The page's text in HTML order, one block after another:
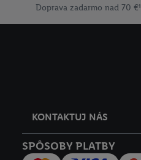
Doprava zadarmo nad 70 €¹
KONTAKTUJ NÁS
SPÔSOBY PLATBY